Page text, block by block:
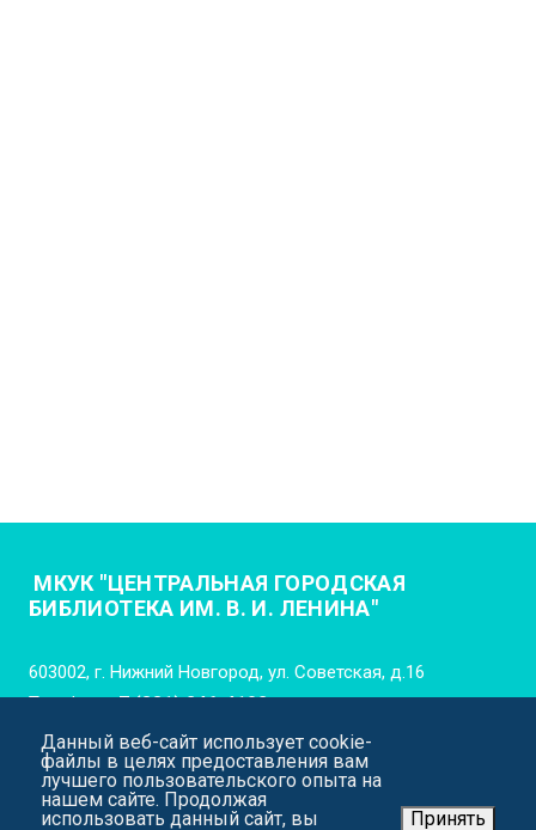
МКУК "ЦЕНТРАЛЬНАЯ ГОРОДСКАЯ
БИБЛИОТЕКА ИМ. В. И. ЛЕНИНА"
603002, г. Нижний Новгород, ул. Советская, д.16
Телефон:+7 (831) 246-4102
E-mail:cgb_lenina_nn@mail.52gov.ru
Данный веб-сайт использует cookie-
файлы в целях предоставления вам
лучшего пользовательского опыта на
нашем сайте. Продолжая
использовать данный сайт, вы
Принять